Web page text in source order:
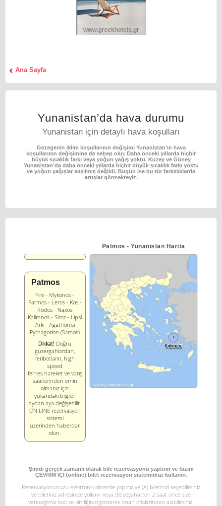
www.greekhotels.gr
Αna Sayfa
Yunanistan’da hava durumu
Yunanistan için detaylı hava koşulları
Gezegenin iklim koşullarının değişimi Yunanistan’ın hava
koşullarının değişimine de sebep olur. Daha önceki yıllarda hiçbir
büyük sıcaklık farkı veya yoğun yağış yoktu. Kuzey ve Güney
Yunanistan’da daha önceki yıllarda hiçbir büyük sıcaklık farkı yoktu
ve yoğun yağışlar alışılmış değildi. Bugün ise bu tür farklılıklarda
artışlar görmekteyiz.
Patmos
Pire - Mykonos -
Patmos - Leros - Kos -
Rodos - Naxos
Kalimnos - Siroz - Lipsi
- Arki - Agathonisi -
Pythagorion (Samos)
Dikkat! Doğru
güzergahlardan,
feribotların, high
speed
ferries hareket ve varış
saatlerinden emin
olmanız için
yukarıdaki bilgiler
aydan aya değişebilir.
ON LINE rezervasyon
sistemi
üzerinden haberdar
olun.
Patmos - Yunanistan Harita
Şimdi gerçek zamanlı olarak bile rezervasyonu yaptırın ve bizim
ÇEVRİM İÇİ (online) bilet rezervasyon sistemimizi kullanın.
Rezervasyonunuzu elektronik sistemle yapınız ve (Α) biletinizi seçebilirsiniz
ve biletiniz adresinize yollanır veya (Β) seyahatten 2 saat önce size
vereceğimiz kod ve kimliğinizi gösterek liman ofislerinden alabilirsiniz.